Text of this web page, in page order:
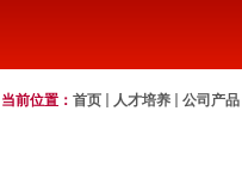
当前位置： 首页 人才培养 公司产品